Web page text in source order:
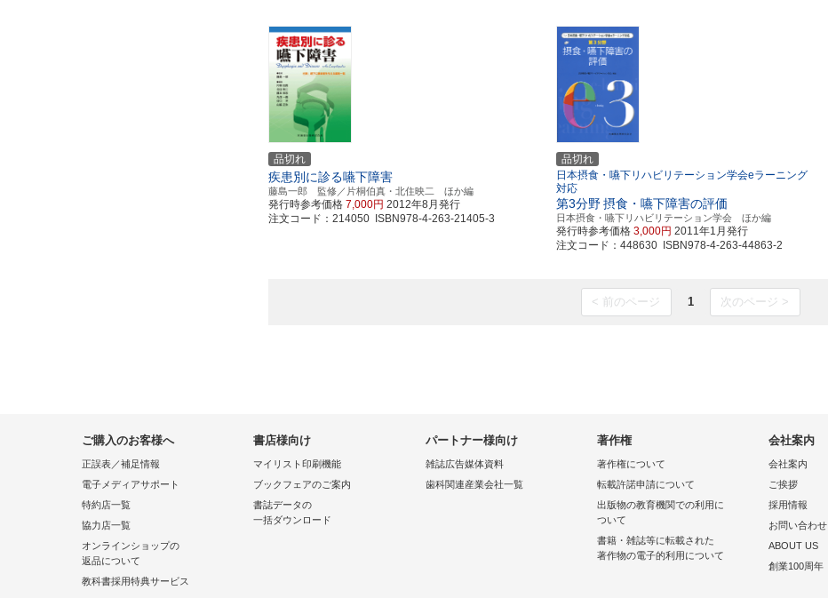
品切れ
疾患別に診る嚥下障害
藤島一郎 監修／片桐伯真・北住映二 ほか編
発行時参考価格 7,000円 2012年8月発行
注文コード：214050 ISBN978-4-263-21405-3
品切れ
日本摂食・嚥下リハビリテーション学会eラーニング
対応
第3分野摂食・嚥下障害の評価
日本摂食・嚥下リハビリテーション学会 ほか編
発行時参考価格3,000円 2011年1月発行
注文コード：448630 ISBN978-4-263-44863-2
< 前のページ 1 次のページ >
ご購入のお客様へ
正誤表／補足情報
電子メディアサポート
特約店一覧
協力店一覧
オンラインショップの
返品について
教科書採用特典サービス
書店様向け
マイリスト印刷機能
ブックフェアのご案内
書誌データの
一括ダウンロード
パートナー様向け
雑誌広告媒体資料
歯科関連産業会社一覧
著作権
著作権について
転載許諾申請について
出版物の教育機関での利用に
ついて
書籍・雑誌等に転載された
著作物の電子的利用について
会社案内
会社案内
ご挨拶
採用情報
お問い合わせ
ABOUT US
創業100周年